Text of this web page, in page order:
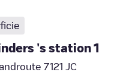
's station 1
7121 JC